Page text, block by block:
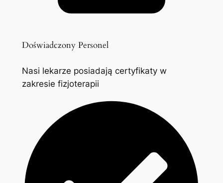
Doświadczony Personel
Nasi lekarze posiadają certyfikaty w
zakresie fizjoterapii